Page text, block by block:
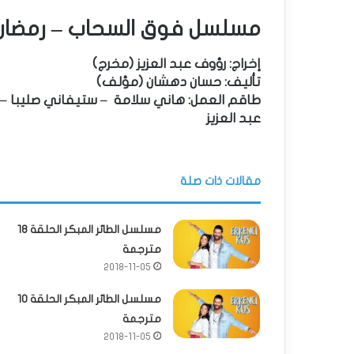
مسلسل فوق السحاب – رمضان
ﺇﺧﺮاﺝ: رؤوف عبد العزيز (مخرج)
ﺗﺄﻟﻴﻒ: حسان دهشان (مؤلف)
طاقم العمل: هاني سلامة – ستيفاني صليبا
عبد العزيز
مقالات ذات صلة
مسلسل الطائر المبكر الحلقة 18
مترجمة
2018-11-05
مسلسل الطائر المبكر الحلقة 10
مترجمة
2018-11-05